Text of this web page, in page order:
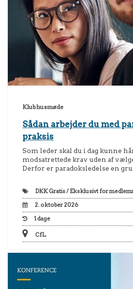
Klubhusmøde
Sådan arbejder du med
praksis
Som leder skal du i dag kunne
modsatrettede krav uden af
Derfor er paradoksledelse en
DKKGratis / Eksklusivt for
2. oktober 2026
1 dage
CfL